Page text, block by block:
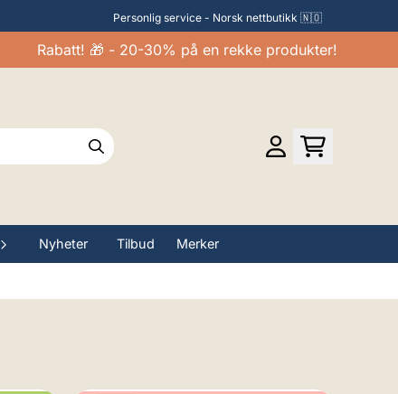
Personlig service - Norsk nettbutikk 🇳🇴
Rabatt! 🎁 - 20-30% på en rekke produkter!
Nyheter Tilbud Merker